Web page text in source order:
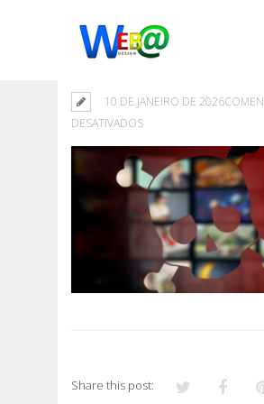
10 DE JANEIRO DE 2026
DESATIVADOSEM
Share this post: